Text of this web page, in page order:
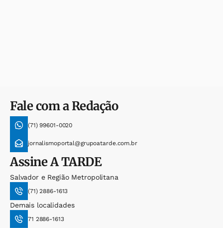
Fale com a Redação
(71) 99601-0020
jornalismoportal@grupoatarde.com.br
AssineA TARDE
Salvador e Região Metropolitana
(71) 2886-1613
Demais localidades
71 2886-1613